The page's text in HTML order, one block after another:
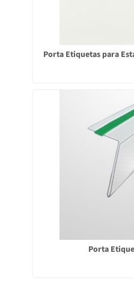
Porta Etiquetas para
Porta